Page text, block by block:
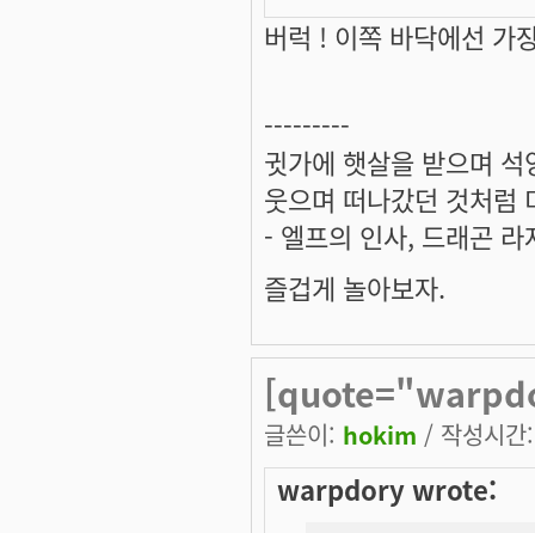
버럭 ! 이쪽 바닥에선 가
---------
귓가에 햇살을 받으며
웃으며 떠나갔던 것처럼
- 엘프의 인사, 드래곤 라
즐겁게 놀아보자.
글쓴이: hokim / 작성시
warpdory wrote: